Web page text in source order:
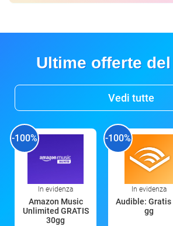
Ultime offerte
Vedi tutte
-100%
In evidenza
Amazon Music
Unlimited GRATIS
30gg
-100%
In evidenza
Audible: Gratis
gg